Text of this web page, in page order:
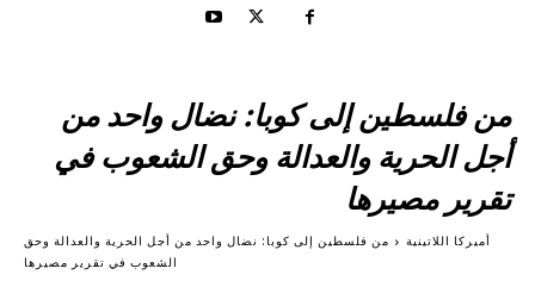
من فلسطين إلى كوبا: نضال واحد من
أجل الحرية والعدالة وحق الشعوب في
تقرير مصيرها
أميركا اللاتينية
من فلسطين إلى كوبا: نضال واحد من أجل الحرية والعدالة وحق
الشعوب في تقرير مصيرها